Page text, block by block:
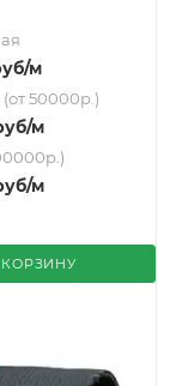
/м
50000р.)
/м
/м
КОРЗИНУ